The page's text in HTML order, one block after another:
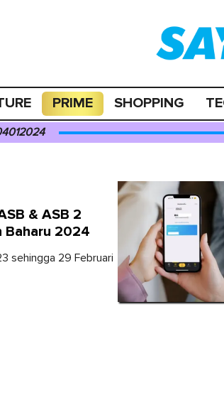
PRIME SHOPPING
& ASB 2
Baharu 2024
sehingga 29 Februari